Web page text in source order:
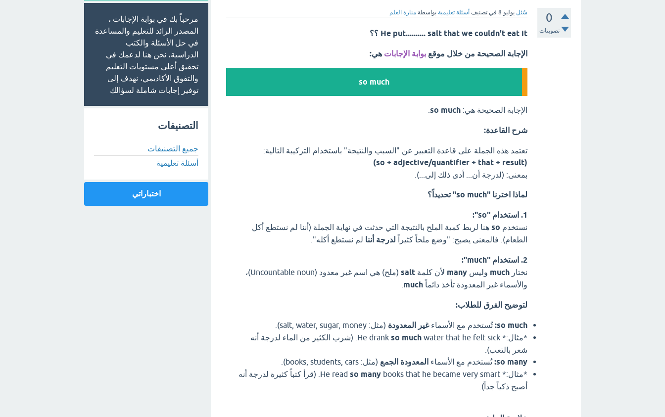
0
تصويتات
سُئل يوليو 8 في تصنيف أسئلة تعليمية بواسطة منارة العلم
He put.......... salt that we couldn't eat it ؟؟
الإجابة الصحيحة من خلال موقع بوابة الإجابات هي:
so much
الإجابة الصحيحة هي: so much
شرح القاعدة:
تعتمد هذه الجملة على قاعدة التعبير عن "السبب والنتيجة" باستخدام التركيبة التالية:
(so + adjective/quantifier + that + result)
بمعنى: (لدرجة أن... أدى ذلك إلى...).
لماذا اخترنا "so much" تحديداً؟
1. استخدام "so":
نستخدم so هنا لربط كمية الملح بالنتيجة التي حدثت في نهاية الجملة (أننا لم نستطع أكل
الطعام). فالمعنى يصبح: "وضع ملحاً كثيراً لدرجة أننا لم نستطع أكله".
2. استخدام "much":
نختار much وليس many لأن كلمة salt
(ملح) هي اسم غير معدود (Uncountable noun)،
والأسماء غير المعدودة تأخذ دائماً much
لتوضيح الفرق للطلاب:
so much: تُستخدم مع الأسماءغير المعدودة (مثل: salt, water, sugar, money).
*مثال:* He drank
so much
water that he felt sick. (شرب الكثير من الماء لدرجة أنه
شعر بالتعب).
so many: تُستخدم مع الأسماء المعدودة الجمع (مثل: books, students, cars).
*مثال:* He read
so many
books that he became very smart. (قرأ كتباً كثيرة لدرجة أنه
أصبح ذكياً جداً).
مرحباً بك في بوابة الإجابات ،
المصدر الرائد للتعليم والمساعدة
في حل الأسئلة والكتب
الدراسية، نحن هنا لدعمك في
تحقيق أعلى مستويات التعليم
والتفوق الأكاديمي، نهدف إلى
توفير إجابات شاملة لسؤالك
التصنيفات
جميع التصنيفات
أسئلة تعليمية
اختباراتي